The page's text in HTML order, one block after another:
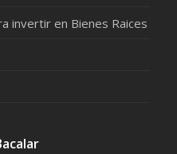
invertir en Bienes Raices